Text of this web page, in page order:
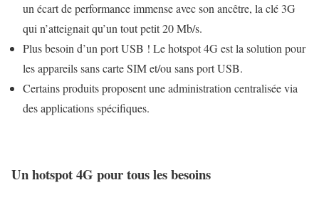
un écart de performance immense avec son ancêtre, la clé 3G
qui n’atteignait qu’un tout petit 20 Mb/s.
Plus besoin d’un port USB ! Le hotspot 4G est la solution pour
les appareils sans carte SIM et/ou sans port USB.
Certains produits proposent une administration centralisée via
des applications spécifiques.
Un hotspot 4G pour tous les besoins